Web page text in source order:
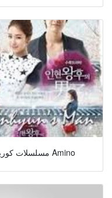
مسلسلات كورية سفر عبر الزمن الدراما الكورية Amino